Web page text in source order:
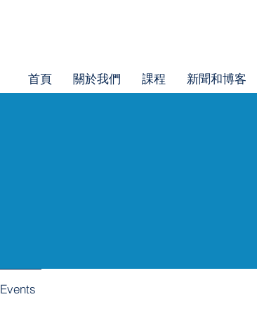
首頁 關於我們 課程 新聞和博客
Events